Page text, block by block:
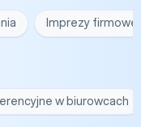
Imprezy firmowe
w biurowcach